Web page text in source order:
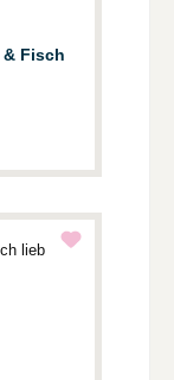
Fisch